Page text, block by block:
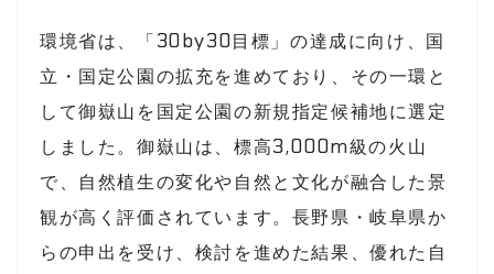
環境省は、「30by30目標」の達成に向け、国
立・国定公園の拡充を進めており、その一環と
して御嶽山を国定公園の新規指定候補地に選定
しました。御嶽山は、標高3,000m級の火山
で、自然植生の変化や自然と文化が融合した景
観が高く評価されています。長野県・岐阜県か
らの申出を受け、検討を進めた結果、優れた自